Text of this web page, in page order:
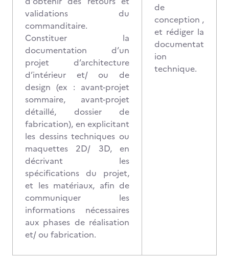
validations du
commanditaire.
Constituer la
documentation d’un
projet d’architecture
d’intérieur et/ ou de
design (ex : avant-projet
sommaire, avant-projet
détaillé, dossier de
fabrication), en explicitant
les dessins techniques ou
maquettes 2D/ 3D, en
décrivant les
spécifications du projet,
et les matériaux, afin de
communiquer les
informations nécessaires
aux phases de réalisation
et/ ou fabrication.
de
conception ,
et rédiger la
documentat
ion
technique.